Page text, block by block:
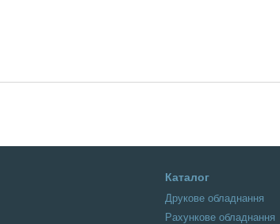
Каталог
Друкове обладнання
Рахункове обладнання